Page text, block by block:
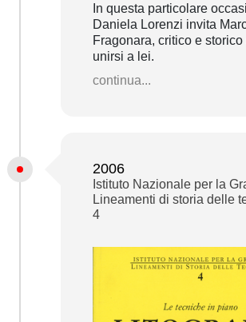
In questa particolare
Daniela Lorenzi invita
Fragonara, critico e
unirsi a lei.
continua...
2006
Istituto Nazionale per la
Lineamenti di storia delle
4